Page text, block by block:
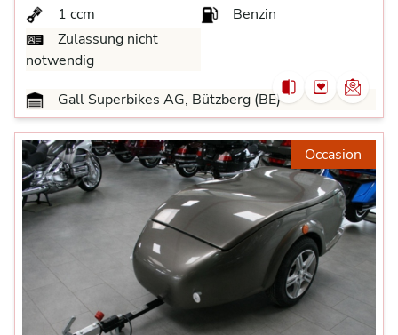
1 ccm
Benzin
Zulassung nicht
notwendig
Gall Superbikes AG, Bützberg (BE)
Occasion